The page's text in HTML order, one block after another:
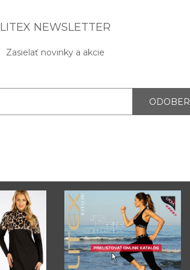
LITEX NEWSLETTER
Zasielať novinky a akcie